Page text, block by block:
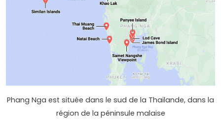
Phang Nga est située dans le sud de la Thaïlande, dans la
région de la péninsule malaise